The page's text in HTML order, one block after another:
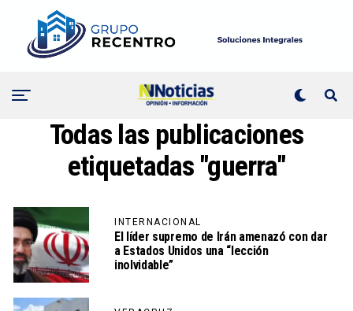
Todas las publicaciones
etiquetadas "guerra"
INTERNACIONAL
El líder supremo de Irán amenazó con dar
a Estados Unidos una “lección
inolvidable”